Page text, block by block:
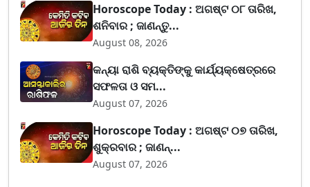
Horoscope Today : ଅଗଷ୍ଟ ୦୮ ତାରିଖ,
ଶନିବାର ; ଜାଣନ୍ତୁ...
August 08, 2026
କନ୍ୟା ରାଶି ବ୍ୟକ୍ତିଙ୍କୁ କାର୍ଯ୍ୟକ୍ଷେତ୍ରରେ
ସଫଳତା ଓ ସମ...
August 07, 2026
Horoscope Today : ଅଗଷ୍ଟ ୦୭ ତାରିଖ,
ଶୁକ୍ରବାର ; ଜାଣନ୍...
August 07, 2026